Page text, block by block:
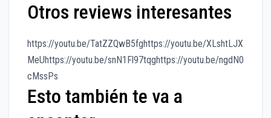
Otros reviews interesantes
https://youtu.be/TatZZQwB5fghttps://youtu.be/XLshtLJX
MeUhttps://youtu.be/snN1Fl97tqghttps://youtu.be/ngdN0
cMssPs
Esto también te va a